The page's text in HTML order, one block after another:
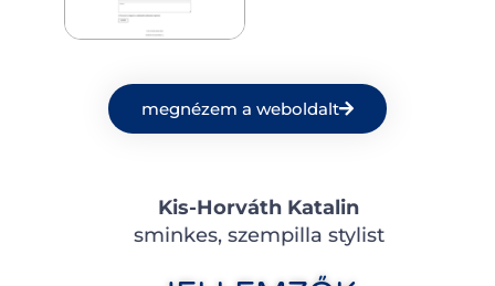
megnézem a weboldalt
Kis-Horváth Katalin
sminkes, szempilla stylist